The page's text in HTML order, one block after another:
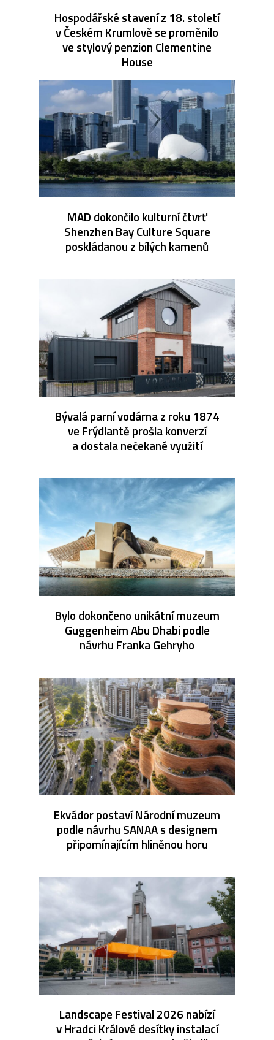
Hospodářské stavení z 18. století
v Českém Krumlově se proměnilo
ve stylový penzion Clementine
House
MAD dokončilo kulturní čtvrť
Shenzhen Bay Culture Square
poskládanou z bílých kamenů
Bývalá parní vodárna z roku 1874
ve Frýdlantě prošla konverzí
a dostala nečekané využití
Bylo dokončeno unikátní muzeum
Guggenheim Abu Dhabi podle
návrhu Franka Gehryho
Ekvádor postaví Národní muzeum
podle návrhu SANAA s designem
připomínajícím hliněnou horu
Landscape Festival 2026 nabízí
v Hradci Králové desítky instalací